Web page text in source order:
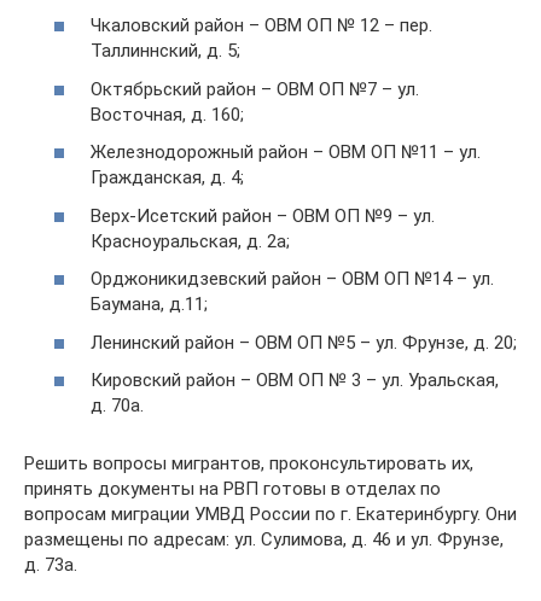
Чкаловский район – ОВМ ОП № 12 – пер.
Таллиннский, д. 5;
Октябрьский район – ОВМ ОП №7 – ул.
Восточная, д. 160;
Железнодорожный район – ОВМ ОП №11 – ул.
Гражданская, д. 4;
Верх-Исетский район – ОВМ ОП №9 – ул.
Красноуральская, д. 2а;
Орджоникидзевский район – ОВМ ОП №14 – ул.
Баумана, д.11;
Ленинский район – ОВМ ОП №5 – ул. Фрунзе, д. 20;
Кировский район – ОВМ ОП № 3 – ул. Уральская,
д. 70а.
Решить вопросы мигрантов, проконсультировать их,
принять документы на РВП готовы в отделах по
вопросам миграции УМВД России по г. Екатеринбургу. Они
размещены по адресам: ул. Сулимова, д. 46 и ул. Фрунзе,
д. 73а.